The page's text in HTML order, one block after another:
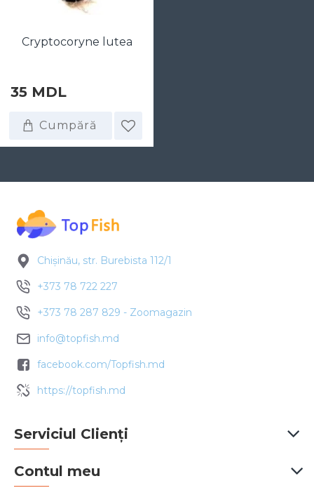
Cryptocoryne lutea
35 MDL
Cumpără
Chișinău, str. Burebista 112/1
+373 78 722 227
+373 78 287 829 - Zoomagazin
info@topfish.md
facebook.com/Topfish.md
https://topfish.md
Serviciul Clienți
Contul meu